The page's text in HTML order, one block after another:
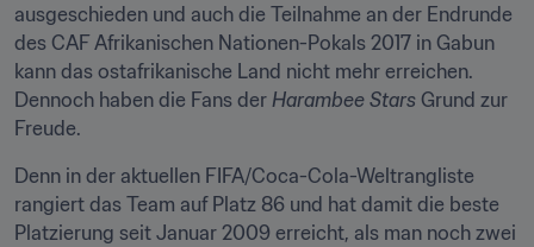
ausgeschieden und auch die Teilnahme an der Endrunde
des CAF Afrikanischen Nationen-Pokals 2017 in Gabun
kann das ostafrikanische Land nicht mehr erreichen.
Dennoch haben die Fans der Harambee Stars Grund zur
Freude.
Denn in der aktuellen FIFA/Coca-Cola-Weltrangliste
rangiert das Team auf Platz 86 und hat damit die beste
Platzierung seit Januar 2009 erreicht, als man noch zwei